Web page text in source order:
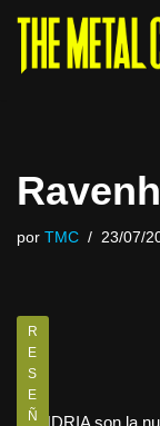
Saltar
por TMC 23/07/
R
E
S
E
Ñ
XANDRIA son la